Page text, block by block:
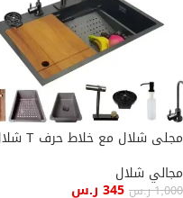
مجلى شلال مع خلاط حرف T شلال
مجالي شلال
1,000ر.س 345 ر.س